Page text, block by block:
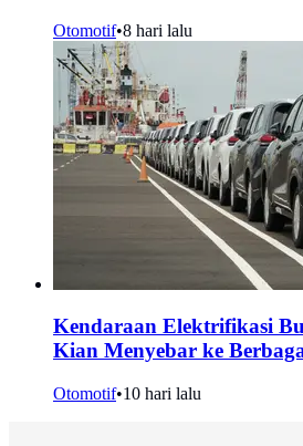
Otomotif•8 hari lalu
Kendaraan Elektrifikasi
Kian Menyebar ke
Otomotif•10 hari lalu